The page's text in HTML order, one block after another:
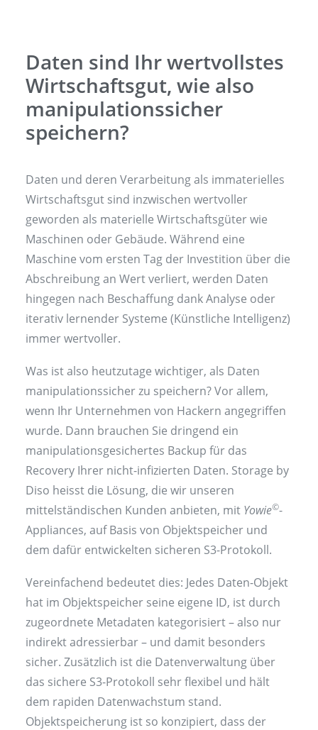
Daten sind Ihr wertvollstes
Wirtschaftsgut, wie also
manipulationssicher
speichern?
Daten und deren Verarbeitung als immaterielles
Wirtschaftsgut sind inzwischen wertvoller
geworden als materielle Wirtschaftsgüter wie
Maschinen oder Gebäude. Während eine
Maschine vom ersten Tag der Investition über die
Abschreibung an Wert verliert, werden Daten
hingegen nach Beschaffung dank Analyse oder
iterativ lernender Systeme (Künstliche Intelligenz)
immer wertvoller.
Was ist also heutzutage wichtiger, als Daten
manipulationssicher zu speichern? Vor allem,
wenn Ihr Unternehmen von Hackern angegriffen
wurde. Dann brauchen Sie dringend ein
manipulationsgesichertes Backup für das
Recovery Ihrer nicht-infizierten Daten. Storage by
Diso heisst die Lösung, die wir unseren
mittelständischen Kunden anbieten, mit Yowie©-
Appliances, auf Basis von Objektspeicher und
dem dafür entwickelten sicheren S3-Protokoll.
Vereinfachend bedeutet dies: Jedes Daten-Objekt
hat im Objektspeicher seine eigene ID, ist durch
zugeordnete Metadaten kategorisiert – also nur
indirekt adressierbar – und damit besonders
sicher. Zusätzlich ist die Datenverwaltung über
das sichere S3-Protokoll sehr flexibel und hält
dem rapiden Datenwachstum stand.
Objektspeicherung ist so konzipiert, dass der